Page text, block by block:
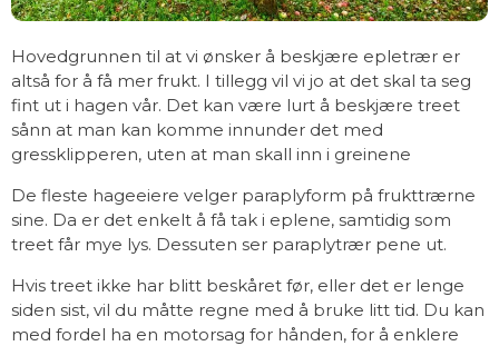
Hovedgrunnen til at vi ønsker å beskjære epletrær er
altså for å få mer frukt. I tillegg vil vi jo at det skal ta seg
fint ut i hagen vår. Det kan være lurt å beskjære treet
sånn at man kan komme innunder det med
gressklipperen, uten at man skall inn i greinene
De fleste hageeiere velger paraplyform på frukttrærne
sine. Da er det enkelt å få tak i eplene, samtidig som
treet får mye lys. Dessuten ser paraplytrær pene ut.
Hvis treet ikke har blitt beskåret før, eller det er lenge
siden sist, vil du måtte regne med å bruke litt tid. Du kan
med fordel ha en motorsag for hånden, for å enklere